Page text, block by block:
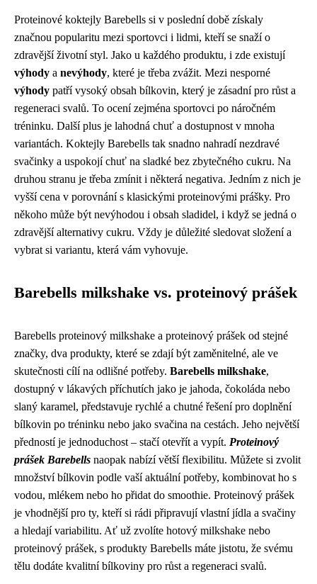
Proteinové koktejly Barebells si v poslední době získaly
značnou popularitu mezi sportovci i lidmi, kteří se snaží o
zdravější životní styl. Jako u každého produktu, i zde existují
výhody a nevýhody, které je třeba zvážit. Mezi nesporné
výhody patří vysoký obsah bílkovin, který je zásadní pro růst a
regeneraci svalů. To ocení zejména sportovci po náročném
tréninku. Další plus je lahodná chuť a dostupnost v mnoha
variantách. Koktejly Barebells tak snadno nahradí nezdravé
svačinky a uspokojí chuť na sladké bez zbytečného cukru. Na
druhou stranu je třeba zmínit i některá negativa. Jedním z nich je
vyšší cena v porovnání s klasickými proteinovými prášky. Pro
někoho může být nevýhodou i obsah sladidel, i když se jedná o
zdravější alternativy cukru. Vždy je důležité sledovat složení a
vybrat si variantu, která vám vyhovuje.
Barebells milkshake vs. proteinový prášek
Barebells proteinový milkshake a proteinový prášek od stejné
značky, dva produkty, které se zdají být zaměnitelné, ale ve
skutečnosti cílí na odlišné potřeby. Barebells milkshake,
dostupný v lákavých příchutích jako je jahoda, čokoláda nebo
slaný karamel, představuje rychlé a chutné řešení pro doplnění
bílkovin po tréninku nebo jako svačina na cestách. Jeho největší
předností je jednoduchost – stačí otevřít a vypít. Proteinový
prášek Barebells naopak nabízí větší flexibilitu. Můžete si zvolit
množství bílkovin podle vaší aktuální potřeby, kombinovat ho s
vodou, mlékem nebo ho přidat do smoothie. Proteinový prášek
je vhodnější pro ty, kteří si rádi připravují vlastní jídla a svačiny
a hledají variabilitu. Ať už zvolíte hotový milkshake nebo
proteinový prášek, s produkty Barebells máte jistotu, že svému
tělu dodáte kvalitní bílkoviny pro růst a regeneraci svalů.